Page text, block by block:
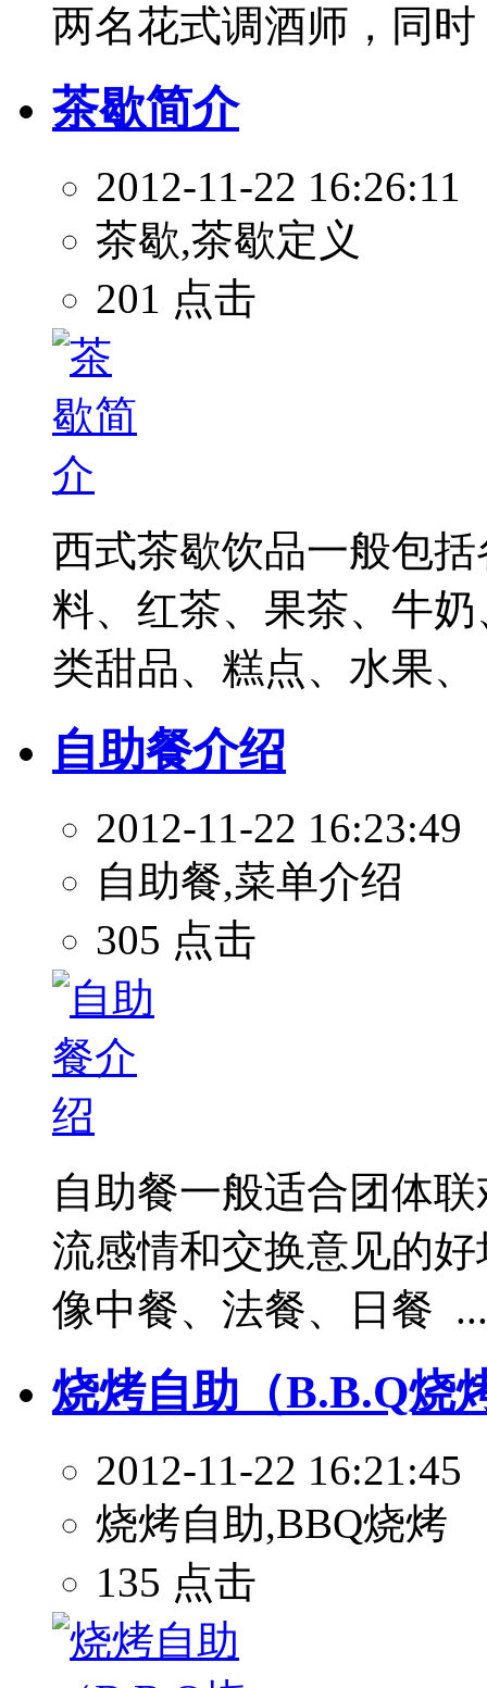
两名花式调酒师，同
茶歇简介
2012-11-22 16:26:11
茶歇,茶歇定义
201 点击
西式茶歇饮品一般包
料、红茶、果茶、牛
类甜品、糕点、水果
自助餐介绍
2012-11-22 16:23:49
自助餐,菜单介绍
305 点击
自助餐一般适合团体
流感情和交换意见的
像中餐、法餐、日餐 ...
烧烤自助（B.B.Q烧
2012-11-22 16:21:45
烧烤自助,BBQ烧烤
135 点击